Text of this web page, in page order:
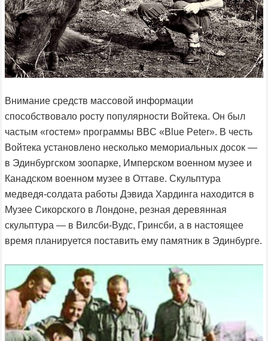
Внимание средств массовой информации
способствовало росту популярности Войтека. Он был
частым «гостем» программы BBC «Blue Peter». В честь
Войтека установлено несколько мемориальных досок —
в Эдинбургском зоопарке, Имперском военном музее и
Канадском военном музее в Оттаве. Скульптура
медведя-солдата работы Дэвида Хардинга находится в
Музее Сикорского в Лондоне, резная деревянная
скульптура — в Вилсби-Вудс, Гринсби, а в настоящее
время планируется поставить ему памятник в Эдинбурге.